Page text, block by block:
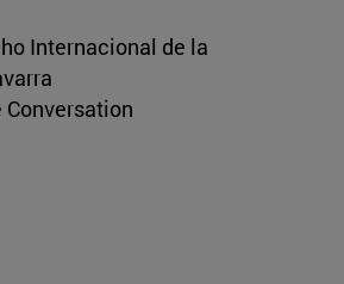
Internacional de la
Conversation